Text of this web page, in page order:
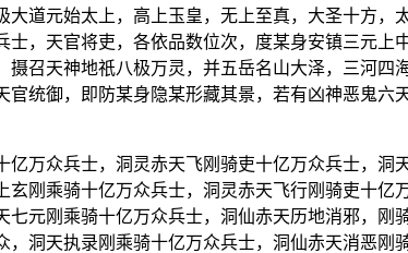
道元始太上，高上玉皇，无上至真，大圣十方
，天官将吏，各依品数位次，度某身安镇三元
召天神地祇八极万灵，并五岳名山大泽，三河
统御，即防某身隐某形藏其景，若有凶神恶鬼
万众兵士，洞灵赤天飞刚骑吏十亿万众兵士，
刚乘骑十亿万众兵士，洞灵赤天飞行刚骑吏十
元刚乘骑十亿万众兵士，洞仙赤天历地消邪，刚
洞天执录刚乘骑十亿万众兵士，洞仙赤天消恶刚